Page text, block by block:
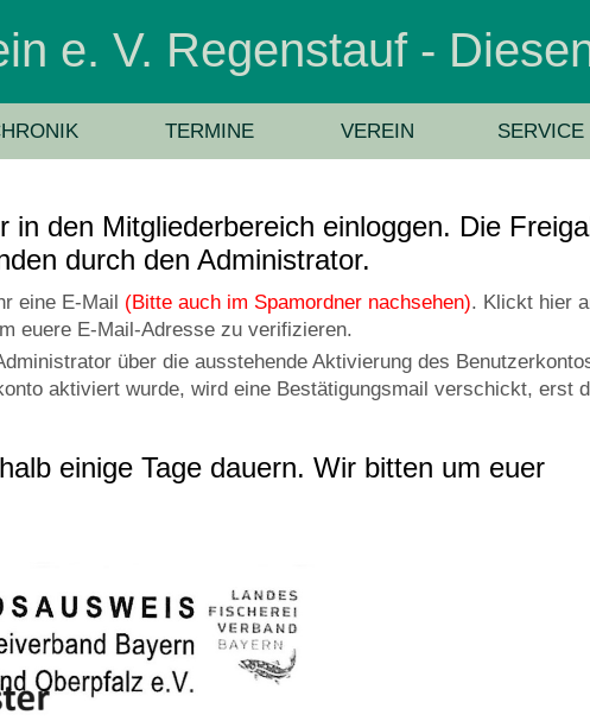
e. V. Regenstauf -
TERMINE VEREIN SERVICE
in den Mitgliederbereich einloggen. Die
durch den Administrator.
eine E-Mail (Bitte auch im Spamordner nachsehen). Klickt hier
euere E-Mail-Adresse zu verifizieren.
über die ausstehende Aktivierung des
aktiviert wurde, wird eine Bestätigungsmail verschickt, erst
einige Tage dauern. Wir bitten um euer